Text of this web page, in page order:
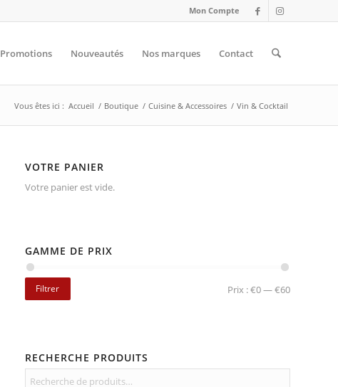
Mon Compte
Promotions Nouveautés Nos marques Contact
Vous êtes ici : Accueil / Boutique / Cuisine & Accessoires / Vin & Cocktail
VOTRE PANIER
Votre panier est vide.
GAMME DE PRIX
Filtrer Prix :€0—€60
RECHERCHE PRODUITS